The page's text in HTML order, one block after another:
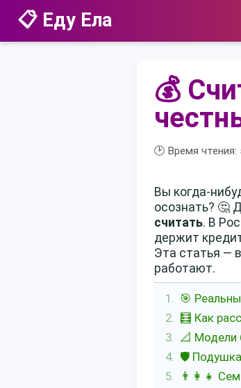
📋 Еду Ела
💰
🕑 Время чтения:
Вы когда-
осознать? 🤔
считать. В
держит
Эта статья —
работают.
🎯
🧮 Как
📐 Модели
🛡️
👨‍👩‍👧